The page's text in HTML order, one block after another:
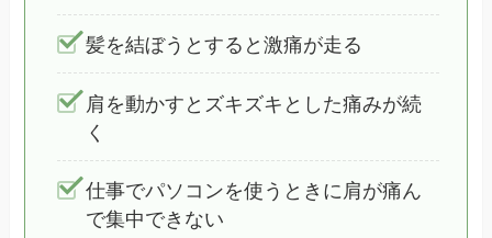
髪を結ぼうとすると激痛が走る
肩を動かすとズキズキとした痛みが続
く
仕事でパソコンを使うときに肩が痛ん
で集中できない